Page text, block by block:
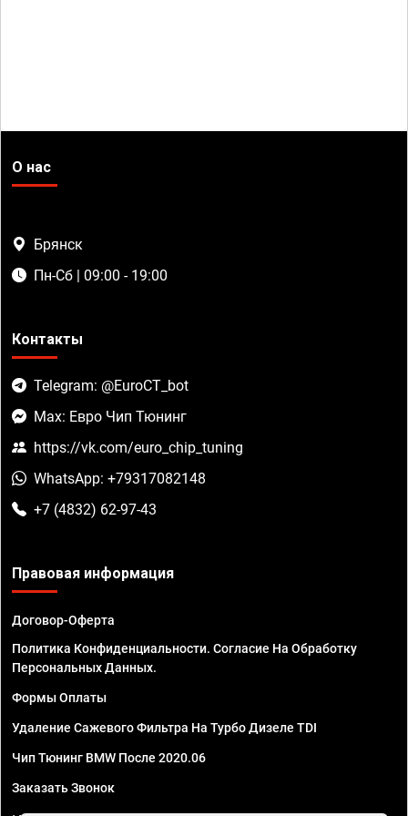
О нас
Брянск
Пн-Сб | 09:00 - 19:00
Контакты
Telegram: @EuroCT_bot
Max: Евро Чип Тюнинг
https://vk.com/euro_chip_tuning
WhatsApp: +79317082148
+7 (4832) 62-97-43
Правовая информация
Договор-Оферта
Политика Конфиденциальности. Согласие На Обработку
Персональных Данных.
Формы Оплаты
Удаление Сажевого Фильтра На Турбо Дизеле TDI
Чип Тюнинг BMW После 2020.06
Заказать Звонок